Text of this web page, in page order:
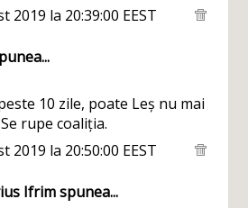
2019 la 20:39:00 EEST
10 zile, poate Leș nu mai
rupe coaliția.
2019 la 20:50:00 EEST
Ifrimspunea...